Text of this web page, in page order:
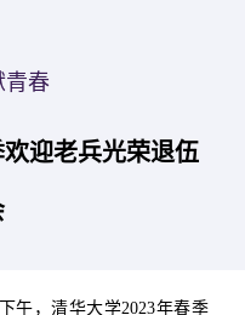
青春
迎老兵光荣退伍
午，清华大学2023年春季